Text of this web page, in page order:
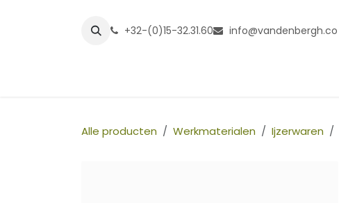
+32-(0)15-32.31.60 info@vandenbergh.co
Alle producten Werkmaterialen Ijzerwaren